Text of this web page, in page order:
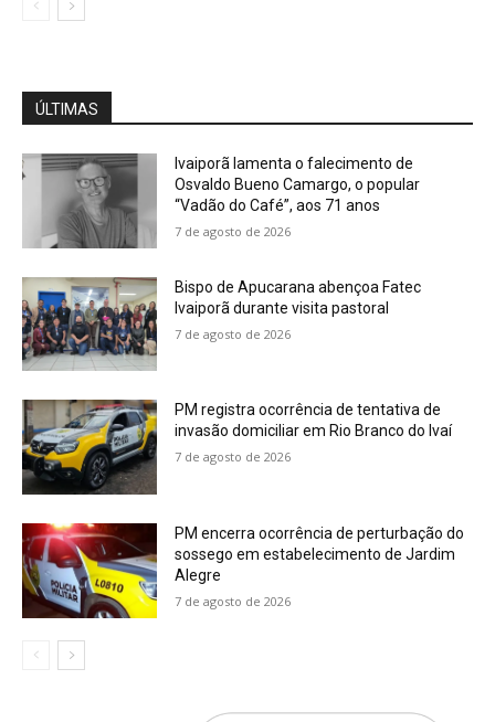
ÚLTIMAS
Ivaiporã lamenta o falecimento de
Osvaldo Bueno Camargo, o popular
“Vadão do Café”, aos 71 anos
7 de agosto de 2026
Bispo de Apucarana abençoa Fatec
Ivaiporã durante visita pastoral
7 de agosto de 2026
PM registra ocorrência de tentativa de
invasão domiciliar em Rio Branco do Ivaí
7 de agosto de 2026
PM encerra ocorrência de perturbação do
sossego em estabelecimento de Jardim
Alegre
7 de agosto de 2026